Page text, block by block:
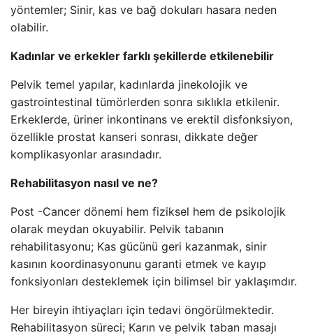
yöntemler; Sinir, kas ve bağ dokuları hasara neden
olabilir.
Kadınlar ve erkekler farklı şekillerde etkilenebilir
Pelvik temel yapılar, kadınlarda jinekolojik ve
gastrointestinal tümörlerden sonra sıklıkla etkilenir.
Erkeklerde, üriner inkontinans ve erektil disfonksiyon,
özellikle prostat kanseri sonrası, dikkate değer
komplikasyonlar arasındadır.
Rehabilitasyon nasıl ve ne?
Post -Cancer dönemi hem fiziksel hem de psikolojik
olarak meydan okuyabilir. Pelvik tabanın
rehabilitasyonu; Kas gücünü geri kazanmak, sinir
kasının koordinasyonunu garanti etmek ve kayıp
fonksiyonları desteklemek için bilimsel bir yaklaşımdır.
Her bireyin ihtiyaçları için tedavi öngörülmektedir.
Rehabilitasyon süreci; Karın ve pelvik taban masajı